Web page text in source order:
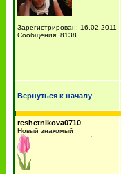
Зарегистрирован: 16.02.2011
Сообщения: 8138
Вернуться к началу
reshetnikova0710
Новый знакомый